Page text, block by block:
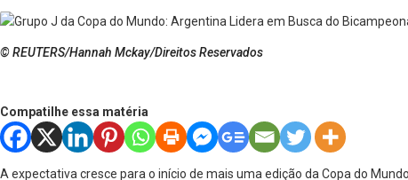
© REUTERS/Hannah Mckay/Direitos Reservados
Compatilhe essa matéria
A expectativa cresce para o início de mais uma edição da Copa do